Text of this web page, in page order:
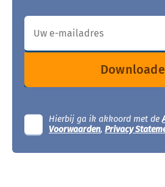
Hierbij ga ik akkoord met de
Voorwaarden, Privacy